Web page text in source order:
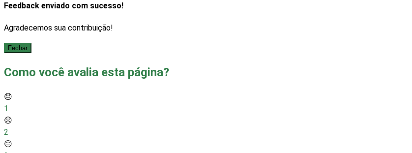
Feedback enviado com sucesso!
Agradecemos sua contribuição!
Fechar
Como você avalia esta página?
😞
1
☹️
2
😐